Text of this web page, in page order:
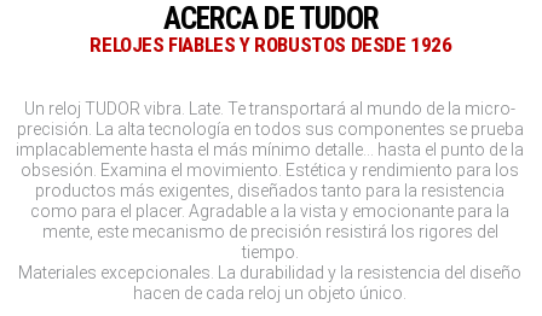
ACERCA DE TUDOR
RELOJES FIABLES Y ROBUSTOS DESDE 1926
Un reloj TUDOR vibra. Late. Te transportará al mundo de la micro-
precisión. La alta tecnología en todos sus componentes se prueba
implacablemente hasta el más mínimo detalle… hasta el punto de la
obsesión. Examina el movimiento. Estética y rendimiento para los
productos más exigentes, diseñados tanto para la resistencia
como para el placer. Agradable a la vista y emocionante para la
mente, este mecanismo de precisión resistirá los rigores del
tiempo.
Materiales excepcionales. La durabilidad y la resistencia del diseño
hacen de cada reloj un objeto único.